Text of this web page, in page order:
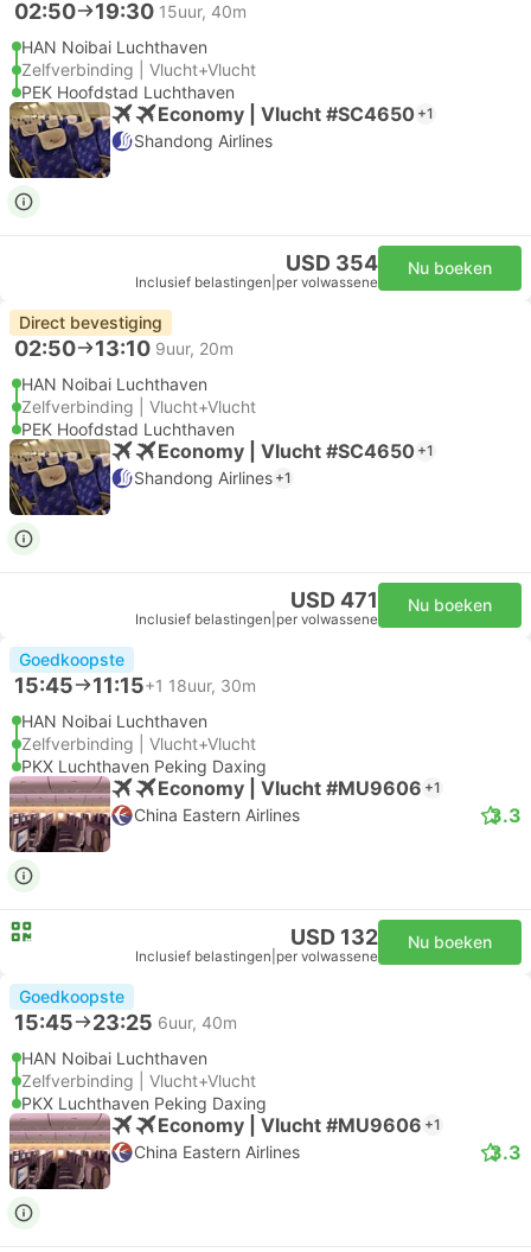
02:50 19:30 15uur, 40m
HAN Noibai Luchthaven
Zelfverbinding | Vlucht+Vlucht
PEK Hoofdstad Luchthaven
Economy | Vlucht #SC4650 +1
Shandong Airlines
USD 354
Inclusief belastingen per volwassene
Nu boeken
Direct bevestiging
02:50 13:10 9uur, 20m
HAN Noibai Luchthaven
Zelfverbinding | Vlucht+Vlucht
PEK Hoofdstad Luchthaven
Economy | Vlucht #SC4650 +1
Shandong Airlines +1
USD 471
Inclusief belastingen per volwassene
Nu boeken
Goedkoopste
15:45 11:15+1 18uur, 30m
HAN Noibai Luchthaven
Zelfverbinding | Vlucht+Vlucht
PKX Luchthaven Peking Daxing
Economy | Vlucht #MU9606 +1
China Eastern Airlines 3.3
USD 132
Inclusief belastingen per volwassene
Nu boeken
Goedkoopste
15:45 23:25 6uur, 40m
HAN Noibai Luchthaven
Zelfverbinding | Vlucht+Vlucht
PKX Luchthaven Peking Daxing
Economy | Vlucht #MU9606 +1
China Eastern Airlines 3.3